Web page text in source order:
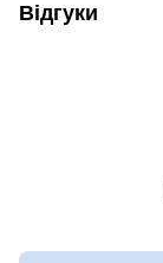
Відгуки